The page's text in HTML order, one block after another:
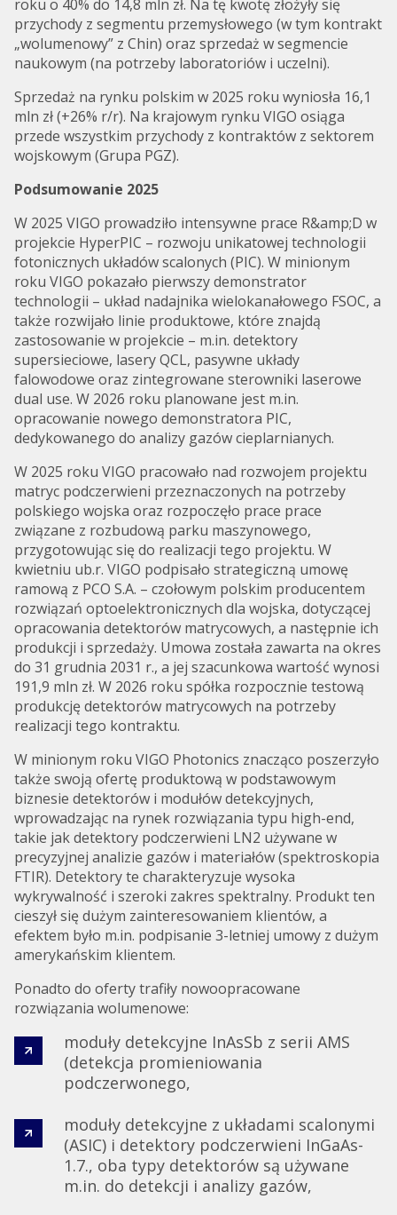
roku o 40% do 14,8 mln zł. Na tę kwotę złożyły się
przychody z segmentu przemysłowego (w tym kontrakt
„wolumenowy” z Chin) oraz sprzedaż w segmencie
naukowym (na potrzeby laboratoriów i uczelni).
Sprzedaż na rynku polskim w 2025 roku wyniosła 16,1
mln zł (+26% r/r). Na krajowym rynku VIGO osiąga
przede wszystkim przychody z kontraktów z sektorem
wojskowym (Grupa PGZ).
Podsumowanie 2025
W 2025 VIGO prowadziło intensywne prace R&amp;D w
projekcie HyperPIC – rozwoju unikatowej technologii
fotonicznych układów scalonych (PIC). W minionym
roku VIGO pokazało pierwszy demonstrator
technologii – układ nadajnika wielokanałowego FSOC, a
także rozwijało linie produktowe, które znajdą
zastosowanie w projekcie – m.in. detektory
supersieciowe, lasery QCL, pasywne układy
falowodowe oraz zintegrowane sterowniki laserowe
dual use. W 2026 roku planowane jest m.in.
opracowanie nowego demonstratora PIC,
dedykowanego do analizy gazów cieplarnianych.
W 2025 roku VIGO pracowało nad rozwojem projektu
matryc podczerwieni przeznaczonych na potrzeby
polskiego wojska oraz rozpoczęło prace prace
związane z rozbudową parku maszynowego,
przygotowując się do realizacji tego projektu. W
kwietniu ub.r. VIGO podpisało strategiczną umowę
ramową z PCO S.A. – czołowym polskim producentem
rozwiązań optoelektronicznych dla wojska, dotyczącej
opracowania detektorów matrycowych, a następnie ich
produkcji i sprzedaży. Umowa została zawarta na okres
do 31 grudnia 2031 r., a jej szacunkowa wartość wynosi
191,9 mln zł. W 2026 roku spółka rozpocznie testową
produkcję detektorów matrycowych na potrzeby
realizacji tego kontraktu.
W minionym roku VIGO Photonics znacząco poszerzyło
także swoją ofertę produktową w podstawowym
biznesie detektorów i modułów detekcyjnych,
wprowadzając na rynek rozwiązania typu high-end,
takie jak detektory podczerwieni LN2 używane w
precyzyjnej analizie gazów i materiałów (spektroskopia
FTIR). Detektory te charakteryzuje wysoka
wykrywalność i szeroki zakres spektralny. Produkt ten
cieszył się dużym zainteresowaniem klientów, a
efektem było m.in. podpisanie 3-letniej umowy z dużym
amerykańskim klientem.
Ponadto do oferty trafiły nowoopracowane
rozwiązania wolumenowe:
moduły detekcyjne InAsSb z serii AMS
(detekcja promieniowania
podczerwonego,
moduły detekcyjne z układami scalonymi
(ASIC) i detektory podczerwieni InGaAs-
1.7., oba typy detektorów są używane
m.in. do detekcji i analizy gazów,